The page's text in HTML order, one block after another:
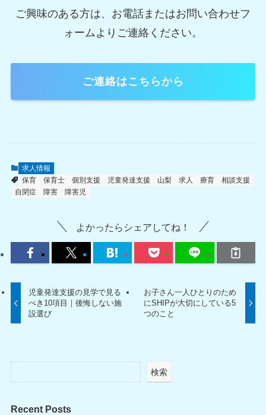
ご興味のある方は、お電話またはお問い合わせフ
ォームよりご連絡ください。
ご連絡はこちらから
求人情報
保育
保育士 個別支援 児童発達支援 山梨 求人 療育
相談支援
自閉症
障害 障害児
よかったらシェアしてね！
児童発達支援の見学で見る
べき10項目｜後悔しない施
設選び
お子さん一人ひとりのため
にSHIPが大切にしている5
つのこと
検索
Recent Posts